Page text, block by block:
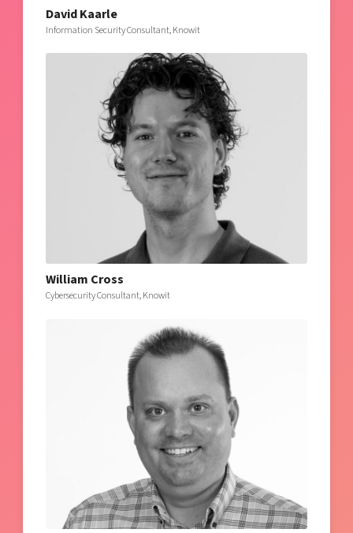
David Kaarle
Information Security Consultant, Knowit
William Cross
Cybersecurity Consultant, Knowit